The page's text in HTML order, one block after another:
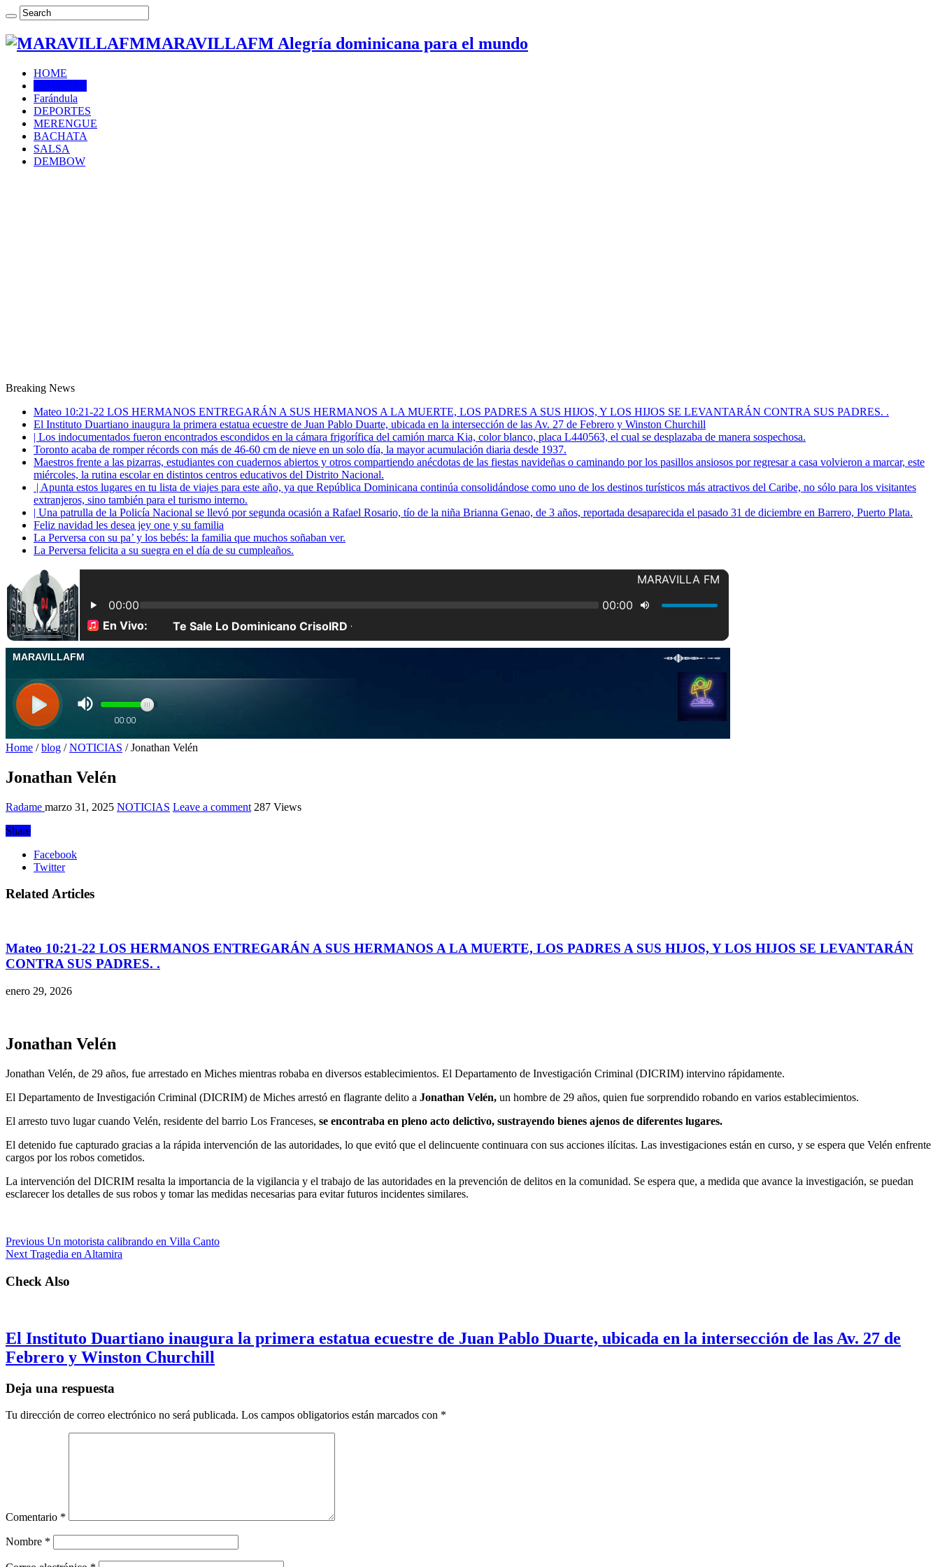
MARAVILLAFM Alegría dominicana para el mundo
HOME
Farándula
DEPORTES
MERENGUE
BACHATA
SALSA
DEMBOW
Breaking News
Mateo 10:21-22 LOS HERMANOS ENTREGARÁN A SUS HERMANOS A LA MUERTE, LOS PADRES A SUS HIJOS, Y LOS HIJOS SE LEVANTARÁN CONTRA SUS PADRES. .
El Instituto Duartiano inaugura la primera estatua ecuestre de Juan Pablo Duarte, ubicada en la intersección de las Av. 27 de Febrero y Winston Churchill
| Los indocumentados fueron encontrados escondidos en la cámara frigorífica del camión marca Kia, color blanco, placa L440563, el cual se desplazaba de manera sospechosa.
Toronto acaba de romper récords con más de 46-60 cm de nieve en un solo día, la mayor acumulación diaria desde 1937.
Maestros frente a las pizarras, estudiantes con cuadernos abiertos y otros compartiendo anécdotas de las fiestas navideñas o caminando por los pasillos ansiosos por regresar a casa volvieron a marcar, este
miércoles, la rutina escolar en distintos centros educativos del Distrito Nacional.
| Apunta estos lugares en tu lista de viajes para este año, ya que República Dominicana continúa consolidándose como uno de los destinos turísticos más atractivos del Caribe, no sólo para los visitantes
extranjeros, sino también para el turismo interno.
| Una patrulla de la Policía Nacional se llevó por segunda ocasión a Rafael Rosario, tío de la niña Brianna Genao, de 3 años, reportada desaparecida el pasado 31 de diciembre en Barrero, Puerto Plata.
Feliz navidad les desea jey one y su familia
La Perversa con su pa’ y los bebés: la familia que muchos soñaban ver.
La Perversa felicita a su suegra en el día de su cumpleaños.
Home / blog / NOTICIAS / Jonathan Velén
Jonathan Velén
Radame marzo 31, 2025 NOTICIAS Leave a comment 287 Views
Share
Facebook
Twitter
Related Articles
Mateo 10:21-22 LOS HERMANOS ENTREGARÁN A SUS HERMANOS A LA MUERTE, LOS PADRES A SUS HIJOS, Y LOS HIJOS SE LEVANTARÁN
CONTRA SUS PADRES. .
enero 29, 2026
Jonathan Velén
Jonathan Velén, de 29 años, fue arrestado en Miches mientras robaba en diversos establecimientos. El Departamento de Investigación Criminal (DICRIM) intervino rápidamente.
El Departamento de Investigación Criminal (DICRIM) de Miches arrestó en flagrante delito a Jonathan Velén, un hombre de 29 años, quien fue sorprendido robando en varios establecimientos.
El arresto tuvo lugar cuando Velén, residente del barrio Los Franceses, se encontraba en pleno acto delictivo, sustrayendo bienes ajenos de diferentes lugares.
El detenido fue capturado gracias a la rápida intervención de las autoridades, lo que evitó que el delincuente continuara con sus acciones ilícitas. Las investigaciones están en curso, y se espera que Velén enfrente
cargos por los robos cometidos.
La intervención del DICRIM resalta la importancia de la vigilancia y el trabajo de las autoridades en la prevención de delitos en la comunidad. Se espera que, a medida que avance la investigación, se puedan
esclarecer los detalles de sus robos y tomar las medidas necesarias para evitar futuros incidentes similares.
Previous Un motorista calibrando en Villa Canto
Next Tragedia en Altamira
Check Also
El Instituto Duartiano inaugura la primera estatua ecuestre de Juan Pablo Duarte, ubicada en la intersección de las Av. 27 de
Febrero y Winston Churchill
Deja una respuesta
Tu dirección de correo electrónico no será publicada. Los campos obligatorios están marcados con *
Comentario *
Nombre *